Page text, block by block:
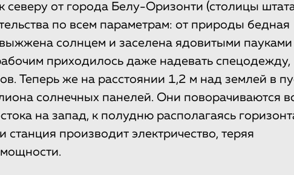
северу от города Белу-Оризонти (столицы
по всем параметрам: от природы бедная
солнцем и заселена ядовитыми пауками
приходилось даже надевать спецодежду,
Теперь же на расстоянии 1,2 м над землей в
солнечных панелей. Они поворачиваются
на запад, к полудню располагаясь
производит электричество, теряя